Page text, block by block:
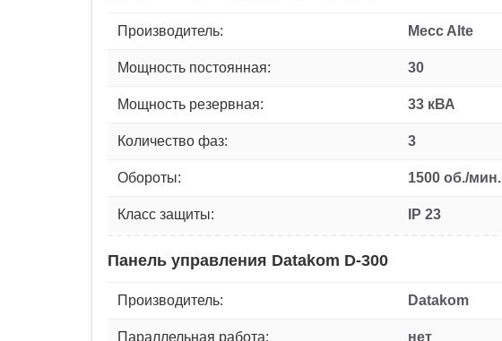
Производитель: Mecc Alte
Мощность постоянная: 30
Мощность резервная: 33 кВА
Количество фаз: 3
Обороты: 1500 об./мин.
Класс защиты: IP 23
Панель управления Datakom D-300
Производитель: Datakom
Параллельная работа: нет